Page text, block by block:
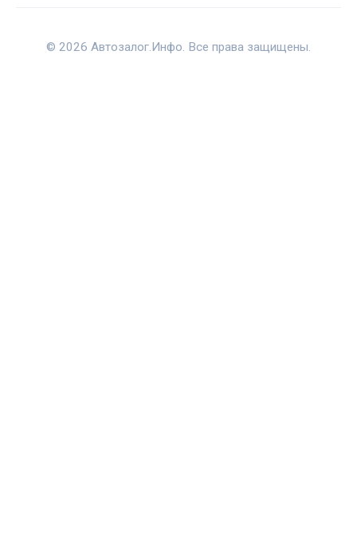
© 2026 Автозалог.Инфо. Все права защищены.